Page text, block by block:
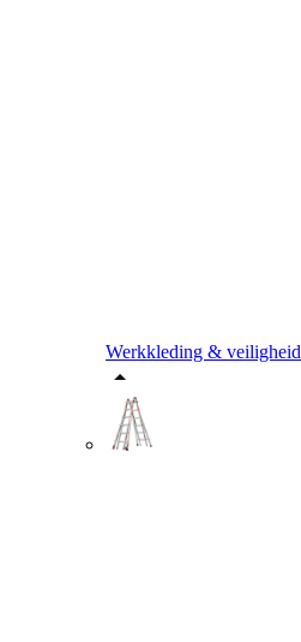
Werkkleding & veiligheid